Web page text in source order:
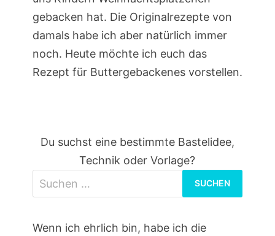
gebacken hat. Die Originalrezepte von
damals habe ich aber natürlich immer
noch. Heute möchte ich euch das
Rezept für Buttergebackenes vorstellen.
Du suchst eine bestimmte Bastelidee,
Technik oder Vorlage?
nach:
Wenn ich ehrlich bin, habe ich die